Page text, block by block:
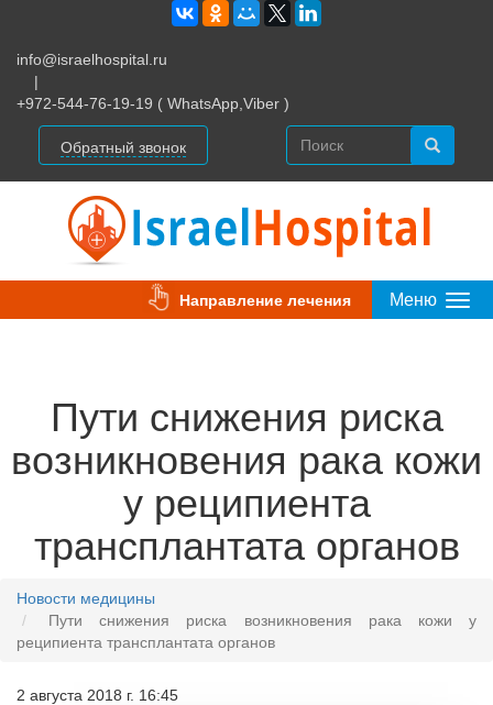
info@israelhospital.ru
|
+972-544-76-19-19 ( WhatsApp,Viber )
Обратный звонок
Меню
Направление лечения
Пути снижения риска
возникновения рака кожи
у реципиента
трансплантата органов
Новости медицины
Пути снижения риска возникновения рака кожи у
реципиента трансплантата органов
2 августа 2018 г. 16:45